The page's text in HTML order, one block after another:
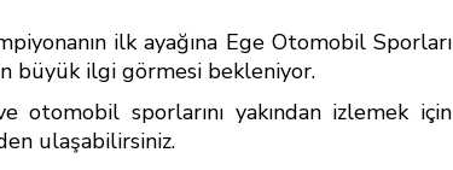
ilk ayağına Ege Otomobil Sporları
büyük ilgi görmesi bekleniyor.
otomobil sporlarını yakından izlemek için
ulaşabilirsiniz.